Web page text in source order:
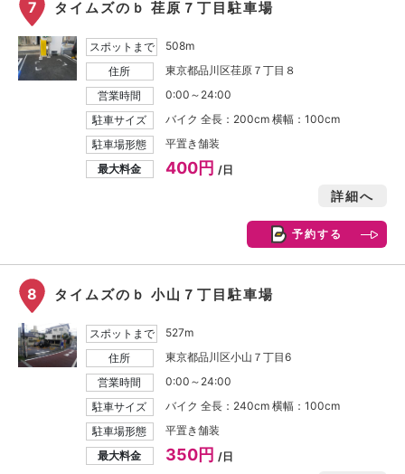
7 タイムズのｂ 荏原７丁目駐車場
スポットまで
508m
住所
東京都品川区荏原７丁目８
営業時間
0:00～24:00
駐車サイズ
バイク 全長：200cm 横幅：100cm
駐車場形態
平置き舗装
最大料金
400円 /日
詳細へ
予約する
8 タイムズのｂ 小山７丁目駐車場
スポットまで
527m
住所
東京都品川区小山７丁目6
営業時間
0:00～24:00
駐車サイズ
バイク 全長：240cm 横幅：100cm
駐車場形態
平置き舗装
最大料金
350円/日